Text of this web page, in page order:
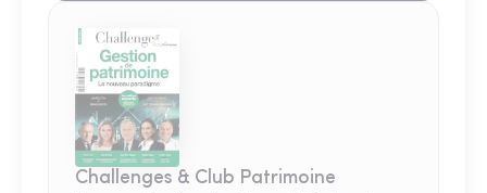
Challenges & Club Patrimoine